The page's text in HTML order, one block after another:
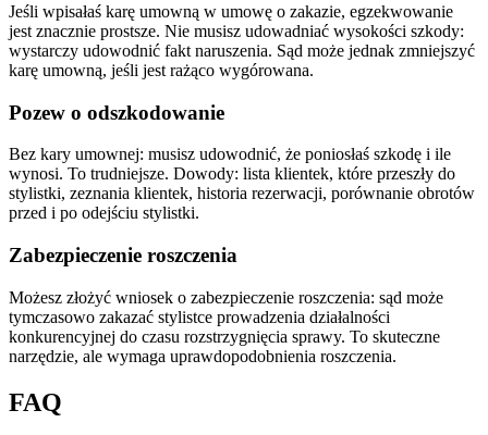
Jeśli wpisałaś karę umowną w umowę o zakazie, egzekwowanie
jest znacznie prostsze. Nie musisz udowadniać wysokości szkody:
wystarczy udowodnić fakt naruszenia. Sąd może jednak zmniejszyć
karę umowną, jeśli jest rażąco wygórowana.
Pozew o odszkodowanie
Bez kary umownej: musisz udowodnić, że poniosłaś szkodę i ile
wynosi. To trudniejsze. Dowody: lista klientek, które przeszły do
stylistki, zeznania klientek, historia rezerwacji, porównanie obrotów
przed i po odejściu stylistki.
Zabezpieczenie roszczenia
Możesz złożyć wniosek o zabezpieczenie roszczenia: sąd może
tymczasowo zakazać stylistce prowadzenia działalności
konkurencyjnej do czasu rozstrzygnięcia sprawy. To skuteczne
narzędzie, ale wymaga uprawdopodobnienia roszczenia.
FAQ